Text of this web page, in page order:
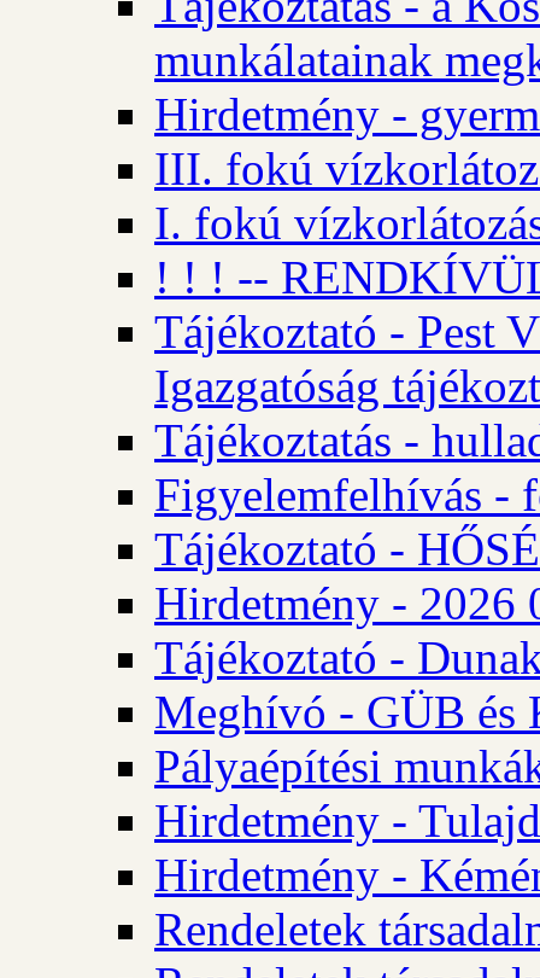
munkálatainak
Hirdetmény -
III. fokú
I. fokú
! ! ! --
Tájékoztató - Pest
Igazgatóság
Tájékoztatás -
Figyelemfelhívás -
Tájékoztató -
Hirdetmény - 2026
Tájékoztató -
Meghívó - GÜB és
Pályaépítési
Hirdetmény -
Hirdetmény -
Rendeletek